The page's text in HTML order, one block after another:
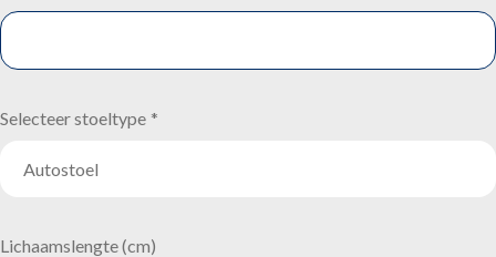
Selecteer stoeltype *
Lichaamslengte (cm)